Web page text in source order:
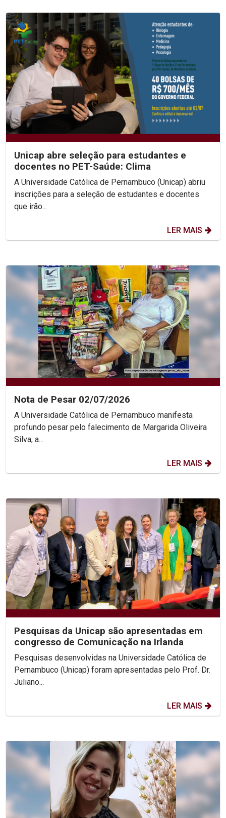
Unicap abre seleção para estudantes e
docentes no PET-Saúde: Clima
A Universidade Católica de Pernambuco (Unicap) abriu
inscrições para a seleção de estudantes e docentes
que irão...
LER MAIS
Nota de Pesar 02/07/2026
A Universidade Católica de Pernambuco manifesta
profundo pesar pelo falecimento de Margarida Oliveira
Silva, a...
LER MAIS
Pesquisas da Unicap são apresentadas em
congresso de Comunicação na Irlanda
Pesquisas desenvolvidas na Universidade Católica de
Pernambuco (Unicap) foram apresentadas pelo Prof. Dr.
Juliano...
LER MAIS